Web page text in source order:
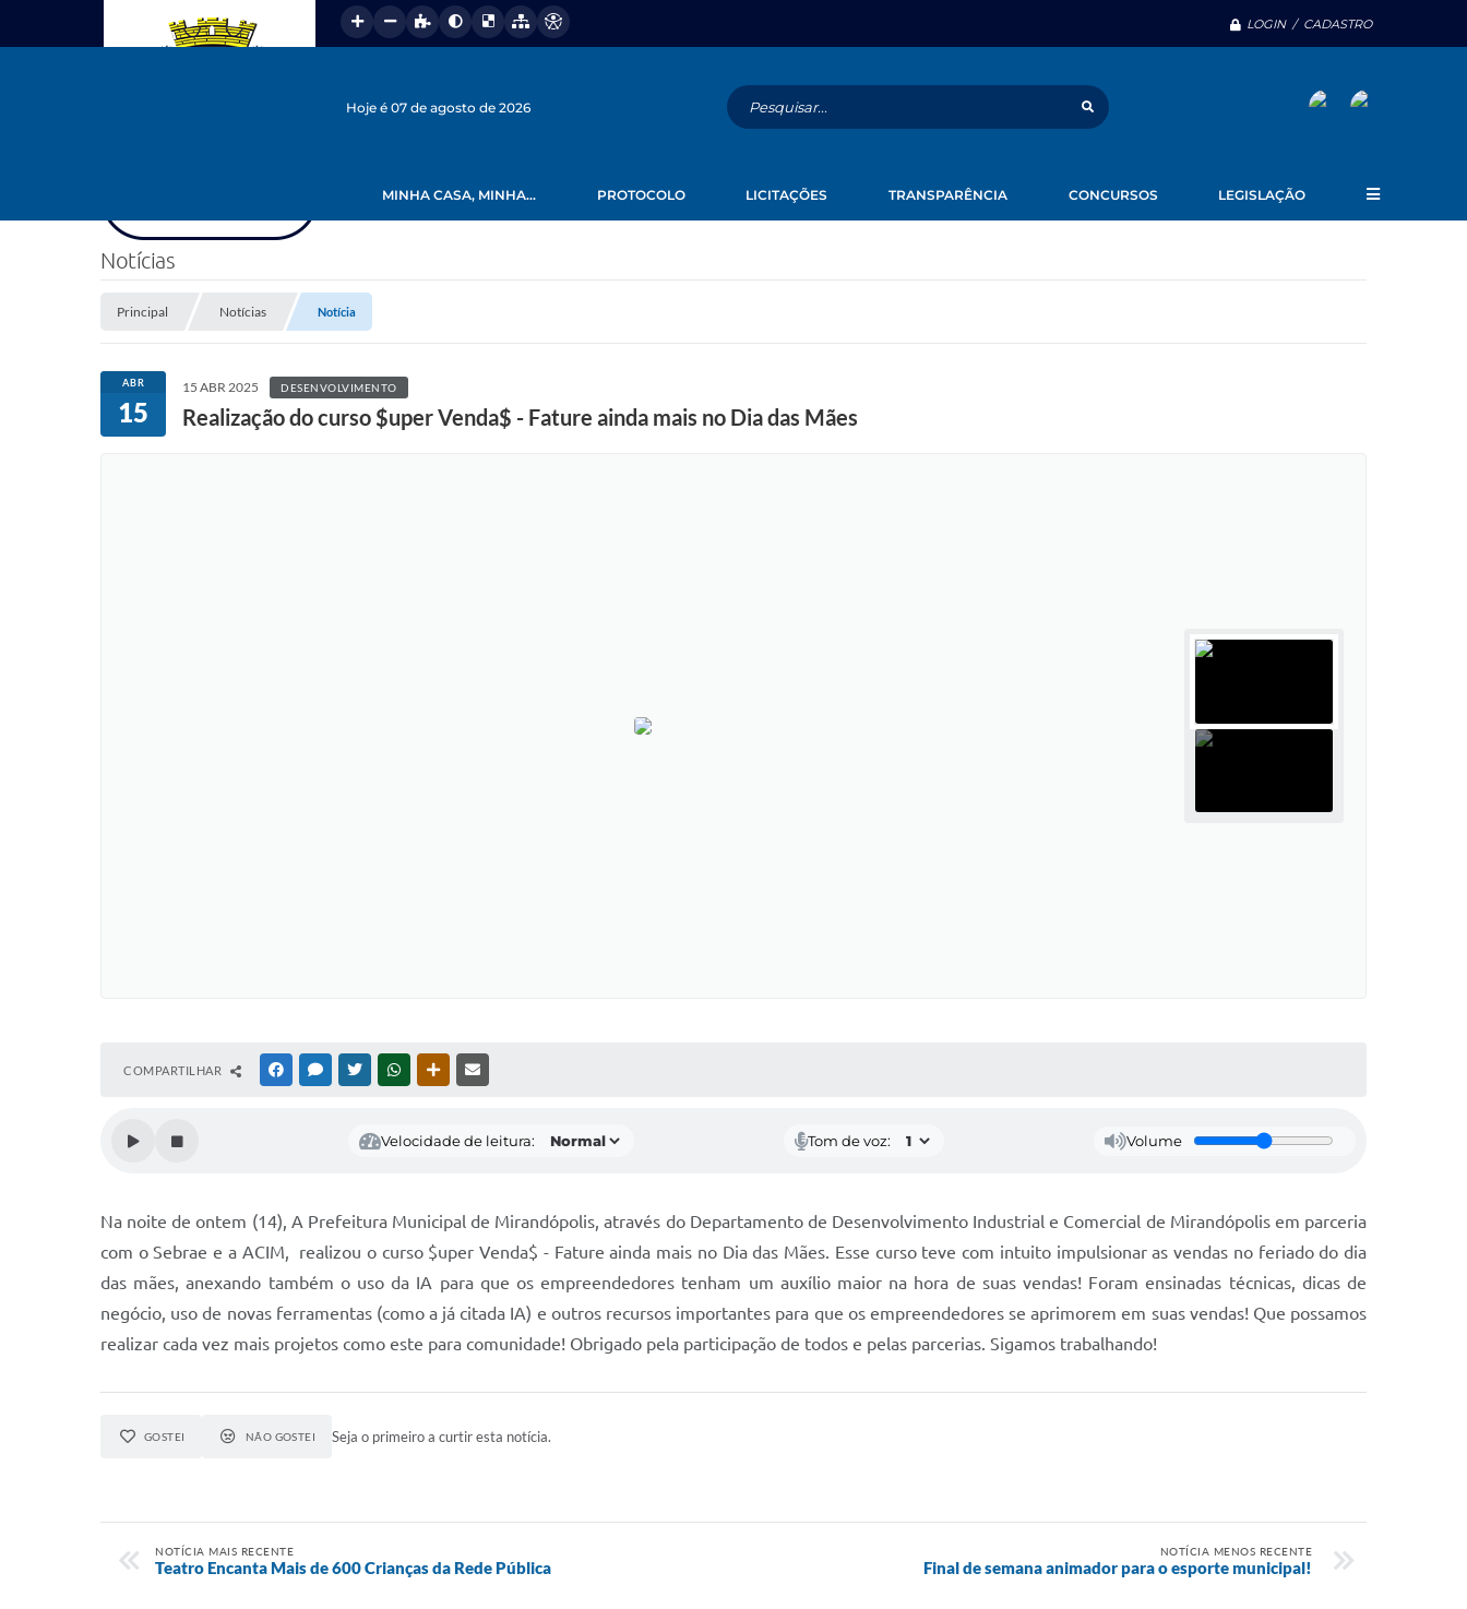
LOGIN / CADASTRO
Hoje é 07 de agosto de 2026
MINHA CASA, MINHA... PROTOCOLO LICITAÇÕES TRANSPARÊNCIA CONCURSOS LEGISLAÇÃO
Notícias
Principal Notícias Notícia
ABR
15
15 ABR 2025 DESENVOLVIMENTO
Realização do curso $uper Venda$ - Fature ainda mais no Dia das Mães
COMPARTILHAR FACEBOOKMESSENGER
TWITTERWHATSAPPOUTRAS MÍDIAS
Velocidade de leitura: Tom de voz: Volume
Na noite de ontem (14), A Prefeitura Municipal de Mirandópolis, através do Departamento de Desenvolvimento Industrial e Comercial de Mirandópolis em parceria
com o Sebrae e a ACIM, realizou o curso $uper Venda$ - Fature ainda mais no Dia das Mães. Esse curso teve com intuito impulsionar as vendas no feriado do dia
das mães, anexando também o uso da IA para que os empreendedores tenham um auxílio maior na hora de suas vendas! Foram ensinadas técnicas, dicas de
negócio, uso de novas ferramentas (como a já citada IA) e outros recursos importantes para que os empreendedores se aprimorem em suas vendas! Que possamos
realizar cada vez mais projetos como este para comunidade! Obrigado pela participação de todos e pelas parcerias. Sigamos trabalhando!
GOSTEI NÃO GOSTEI Seja o primeiro a curtir esta notícia.
NOTÍCIA MAIS RECENTE
Teatro Encanta Mais de 600 Crianças da Rede Pública
NOTÍCIA MENOS RECENTE
Final de semana animador para o esporte municipal!